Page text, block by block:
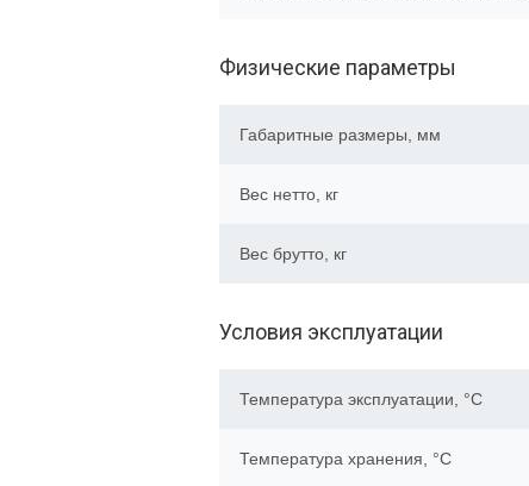
Физические параметры
Габаритные размеры, мм
Вес нетто, кг
Вес брутто, кг
Условия эксплуатации
Температура эксплуатации, °C
Температура хранения, °C